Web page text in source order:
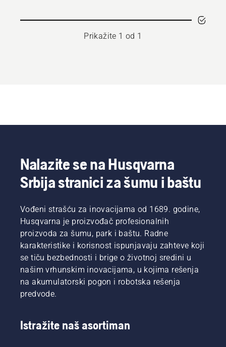
Prikažite 1 od 1
Nalazite se na Husqvarna
Srbija stranici za šumu i baštu
Vođeni strašću za inovacijama od 1689. godine,
Husqvarna je proizvođač profesionalnih
proizvoda za šumu, park i baštu. Radne
karakteristike i korisnost ispunjavaju zahteve koji
se tiču bezbednosti i brige o životnoj sredini u
našim vrhunskim inovacijama, u kojima rešenja
na akumulatorski pogon i robotska rešenja
predvode.
Istražite naš asortiman